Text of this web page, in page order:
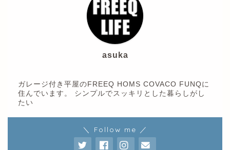
asuka
ガレージ付き平屋のFREEQ HOMS COVACO FUNQに
住んでいます。 シンプルでスッキリとした暮らしがし
たい
＼ Follow me ／